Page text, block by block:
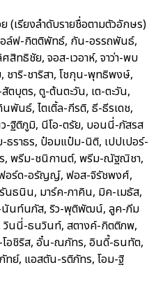
(เรียงลำดับรายชื่อตามตัวอักษร)
ล์ฟ-กิตติพัทธ์, กัน-อรรถพันธ์,
ทธิชัย, จอส-เวอาห์, จาว่า-พบ
าริ-ชาริสา, โชกุน-พุทธิพงษ์,
บุตร, ตู-ต้นตะวัน, เต-ตะวัน,
พันธ์, ไตเติ้ล-กีรติ, ธี-ธีรเดช,
ติภูมิ, นีโอ-ตรัย, บอนนี่-ภัสรส
าธร, ป๋อมแป๋ม-นิติ, เปปเปอร์-
, พรีม-ชนิกานต์, พรีม-ณัฐณิชา,
ร์ด-อรัญญ์, ฟอส-จิรัชพงศ์,
นธนิน, มาร์ค-ภาคิน, มิค-เมธัส,
นท์นภัส, ริว-พุติพัฒน์, ลูค-ภีม
วินนี่-ธนวินท์, สตางค์-กิตติภพ,
โอชิริส, อั๋น-ณภัทร, อินดี้-ธนทัต,
ย์, แอสตัน-รติภัทร, โอม-ฐิ